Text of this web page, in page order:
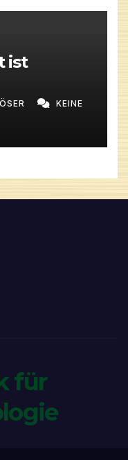
ist
KEINE
für